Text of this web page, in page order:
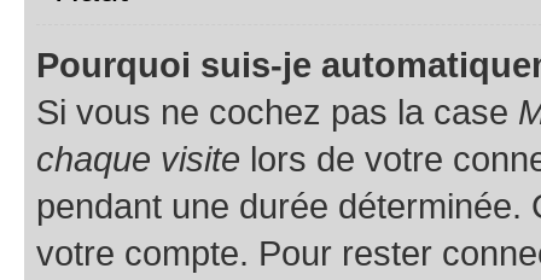
Pourquoi suis-je
Si vous ne cochez pas la case
chaque visite lors de votre
pendant une durée déterminée.
votre compte. Pour rester